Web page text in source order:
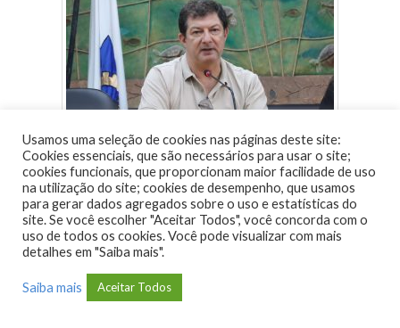
Usamos uma seleção de cookies nas páginas deste site:
Cookies essenciais, que são necessários para usar o site;
cookies funcionais, que proporcionam maior facilidade de uso
na utilização do site; cookies de desempenho, que usamos
para gerar dados agregados sobre o uso e estatísticas do
site. Se você escolher "Aceitar Todos", você concorda com o
uso de todos os cookies. Você pode visualizar com mais
detalhes em "Saiba mais".
Saiba mais Aceitar Todos